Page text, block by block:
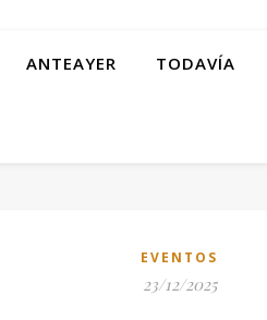
ANTEAYER TODAVÍA
EVENTOS
23/12/2025